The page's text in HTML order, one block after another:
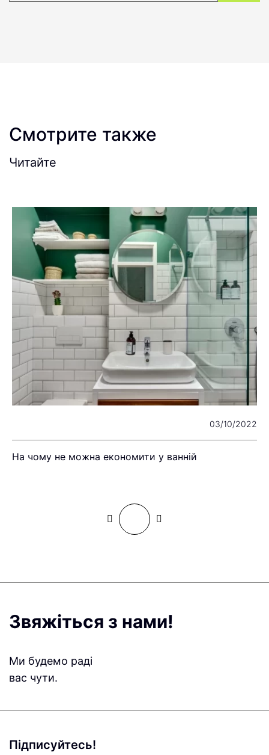
Смотрите также
Читайте
03/10/2022
На чому не можна економити у ванній
Звяжіться з нами!
Ми будемо раді
вас чути.
Підписуйтесь!